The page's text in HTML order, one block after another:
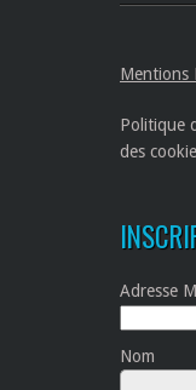
Mentions
Politique
des
Adresse
Nom